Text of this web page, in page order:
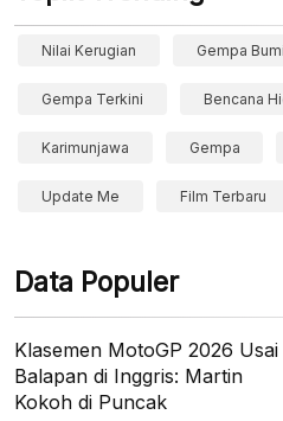
Nilai Kerugian Gempa
Gempa Terkini Bencana
Karimunjawa Gempa
Update Me Film Terbaru
Data Populer
Klasemen MotoGP 2026 Usai
Balapan di Inggris: Martin
Kokoh di Puncak